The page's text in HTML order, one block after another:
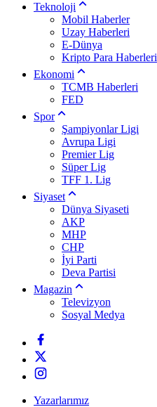
Teknoloji
Mobil Haberler
Uzay Haberleri
E-Dünya
Kripto Para Haberleri
Ekonomi
TCMB Haberleri
FED
Spor
Şampiyonlar Ligi
Avrupa Ligi
Premier Lig
Süper Lig
TFF 1. Lig
Siyaset
Dünya Siyaseti
AKP
MHP
CHP
İyi Parti
Deva Partisi
Magazin
Televizyon
Sosyal Medya
Yazarlarımız